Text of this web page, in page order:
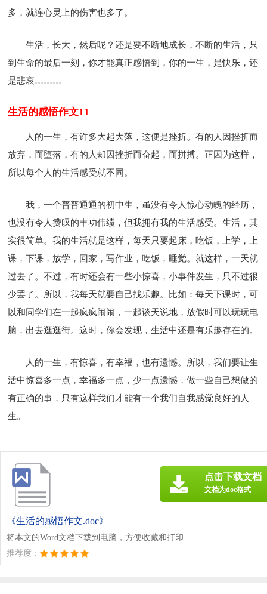
多，就连心灵上的伤害也多了。
生活，长大，然后呢？还是要不断地成长，不断的生活，只
到生命的最后一刻，你才能真正感悟到，你的一生，是快乐，还
是悲哀………
生活的感悟作文11
人的一生，有许多大起大落，这便是挫折。有的人因挫折而
放弃，而堕落，有的人却因挫折而奋起，而拼搏。正因为这样，
所以每个人的生活感受就不同。
我，一个普普通通的初中生，虽没有令人惊心动魄的经历，
也没有令人赞叹的丰功伟绩，但我拥有我的生活感受。生活，其
实很简单。我的生活就是这样，每天只要起床，吃饭，上学，上
课，下课，放学，回家，写作业，吃饭，睡觉。就这样，一天就
过去了。不过，有时还会有一些小惊喜，小事件发生，只不过很
少罢了。所以，我每天就要自己找乐趣。比如：每天下课时，可
以和同学们在一起疯疯闹闹，一起谈天说地，放假时可以玩玩电
脑，出去逛逛街。这时，你会发现，生活中还是有乐趣存在的。
人的一生，有惊喜，有幸福，也有遗憾。所以，我们要让生
活中惊喜多一点，幸福多一点，少一点遗憾，做一些自己想做的
有正确的事，只有这样我们才能有一个我们自我感觉良好的人
生。
《生活的感悟作文.doc》
将本文的Word文档下载到电脑，方便收藏和打印
推荐度：
点击下载文档
文档为doc格式